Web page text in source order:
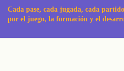
Cada pase, cada jugada, cada
por el juego, la formación y el